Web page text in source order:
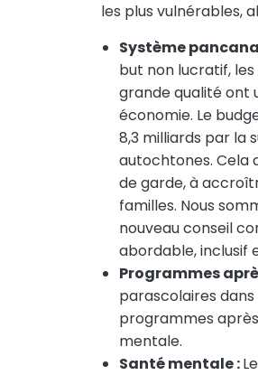
les plus vulnérables,
Système
but non lucratif,
grande qualité ont
économie. Le
8,3 milliards par la
autochtones. Cela
de garde, à
familles. Nous
nouveau conseil
abordable, inclusif
Programmes
parascolaires
programmes
mentale.
Santé mentale :